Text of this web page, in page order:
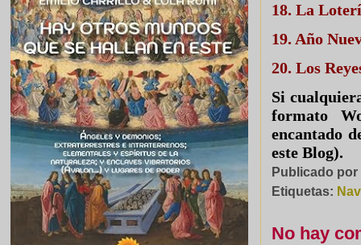
18.La
19. Año
20. Los
Si
formato
encantado
este Blog).
Publicado por
Etiquetas:
No hay